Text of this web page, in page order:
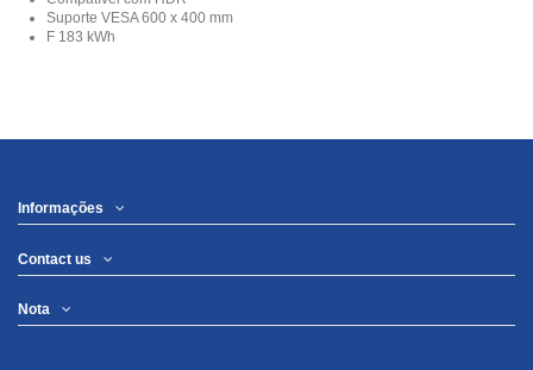
Suporte VESA 600 x 400 mm
F 183 kWh
Informações
Contact us
Nota